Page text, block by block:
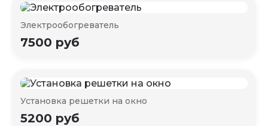
Электрообогреватель
7500 руб
Установка решетки на окно
5200 руб